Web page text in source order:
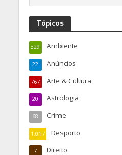
Tópicos
Ambiente
329
Anúncios
22
Arte & Cultura
767
Astrologia
20
Crime
68
Desporto
1.017
Direito
7